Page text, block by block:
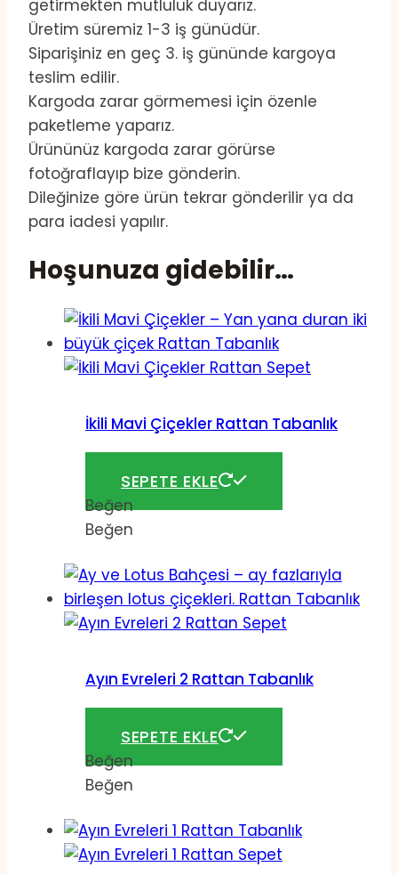
getirmekten mutluluk duyarız.
Üretim süremiz 1-3 iş günüdür.
Siparişiniz en geç 3. iş gününde kargoya
teslim edilir.
Kargoda zarar görmemesi için özenle
paketleme yaparız.
Ürününüz kargoda zarar görürse
fotoğraflayıp bize gönderin.
Dileğinize göre ürün tekrar gönderilir ya da
para iadesi yapılır.
Hoşunuza gidebilir…
İkili Mavi Çiçekler Rattan Tabanlık
SEPETE EKLE
Beğen
Beğen
Ayın Evreleri 2 Rattan Tabanlık
SEPETE EKLE
Beğen
Beğen